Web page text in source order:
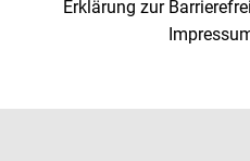
Erklärung zur